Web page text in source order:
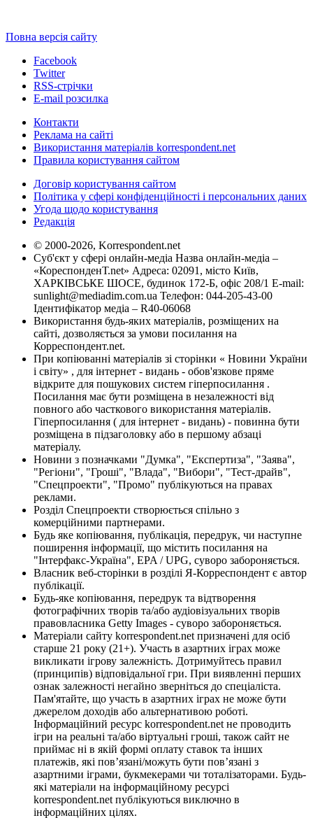
Повна версія сайту
Facebook
Twitter
RSS-стрічки
E-mail розсилка
Контакти
Реклама на сайті
Використання матеріалів korrespondent.net
Правила користування сайтом
Договір користування сайтом
Політика у сфері конфіденційності і персональних даних
Угода щодо користування
Редакція
© 2000-2026, Korrespondent.net
Суб'єкт у сфері онлайн-медіа Назва онлайн-медіа –
«КореспонденТ.net» Адреса: 02091, місто Київ,
ХАРКІВСЬКЕ ШОСЕ, будинок 172-Б, офіс 208/1 E-mail:
sunlight@mediadim.com.ua Телефон: 044-205-43-00
Ідентифікатор медіа – R40-06068
Використання будь-яких матеріалів, розміщених на
сайті, дозволяється за умови посилання на
Корреспондент.net.
При копіюванні матеріалів зі сторінки « Новини України
і світу» , для інтернет - видань - обов'язкове пряме
відкрите для пошукових систем гіперпосилання .
Посилання має бути розміщена в незалежності від
повного або часткового використання матеріалів.
Гіперпосилання ( для інтернет - видань) - повинна бути
розміщена в підзаголовку або в першому абзаці
матеріалу.
Новини з позначками "Думка", "Експертиза", "Заява",
"Регіони", "Гроші", "Влада", "Вибори", "Тест-драйв",
"Спецпроекти", "Промо" публікуються на правах
реклами.
Розділ Спецпроекти створюється спільно з
комерційними партнерами.
Будь яке копіювання, публікація, передрук, чи наступне
поширення інформації, що містить посилання на
"Інтерфакс-Україна", EPA / UPG, суворо забороняється.
Власник веб-сторінки в розділі Я-Корреспондент є автор
публікації.
Будь-яке копіювання, передрук та відтворення
фотографічних творів та/або аудіовізуальних творів
правовласника Getty Images - суворо забороняється.
Матеріали сайту korrespondent.net призначені для осіб
старше 21 року (21+). Участь в азартних іграх може
викликати ігрову залежність. Дотримуйтесь правил
(принципів) відповідальної гри. При виявленні перших
ознак залежності негайно зверніться до спеціаліста.
Пам'ятайте, що участь в азартних іграх не може бути
джерелом доходів або альтернативою роботі.
Інформаційний ресурс korrespondent.net не проводить
ігри на реальні та/або віртуальні гроші, також сайт не
приймає ні в якій формі оплату ставок та інших
платежів, які пов’язані/можуть бути пов’язані з
азартними іграми, букмекерами чи тоталізаторами. Будь-
які матеріали на інформаційному ресурсі
korrespondent.net публікуються виключно в
інформаційних цілях.